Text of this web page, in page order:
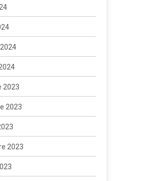
2023
2023
2023